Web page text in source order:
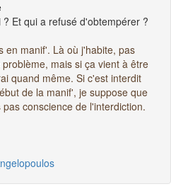
? Et qui a refusé d'obtempérer ?
en manif'. Là où j'habite, pas
mais si ça vient à être
quand même. Si c'est interdit
de la manif', je suppose que
conscience de l'interdiction.